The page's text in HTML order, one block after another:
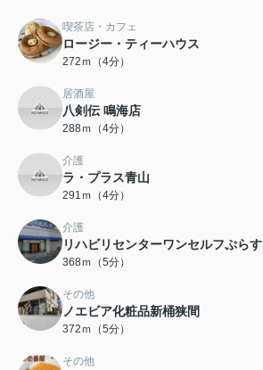
喫茶店・カフェ
ロージー・ティーハウス
272ｍ（4分）
居酒屋
八剣伝 鳴海店
288ｍ（4分）
介護
ラ・プラス青山
291ｍ（4分）
介護
リハビリセンターワンセルフぷらす
368ｍ（5分）
その他
ノエビア化粧品新桶狭間
372ｍ（5分）
その他